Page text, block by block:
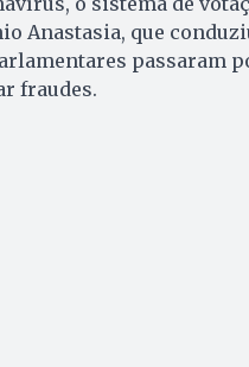
Anastasia, que
passaram
fraudes.